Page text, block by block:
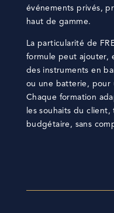
événements privés,
haut de gamme.
La particularité de
formule peut ajouter,
des instruments en
ou une batterie, pour
Chaque formation
les souhaits du
budgétaire, sans